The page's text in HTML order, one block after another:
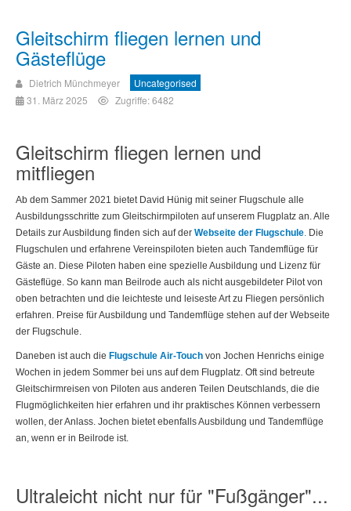
Gleitschirm fliegen lernen und
Gästeflüge
Dietrich Münchmeyer
Uncategorised
31. März 2025
Zugriffe: 6482
Gleitschirm fliegen lernen und
mitfliegen
Ab dem Sammer 2021 bietet David Hünig mit seiner Flugschule alle
Ausbildungsschritte zum Gleitschirmpiloten auf unserem Flugplatz an. Alle
Details zur Ausbildung finden sich auf der Webseite der Flugschule. Die
Flugschulen und erfahrene Vereinspiloten bieten auch Tandemflüge für
Gäste an. Diese Piloten haben eine spezielle Ausbildung und Lizenz für
Gästeflüge. So kann man Beilrode auch als nicht ausgebildeter Pilot von
oben betrachten und die leichteste und leiseste Art zu Fliegen persönlich
erfahren. Preise für Ausbildung und Tandemflüge stehen auf der Webseite
der Flugschule.
Daneben ist auch die Flugschule Air-Touch von Jochen Henrichs einige
Wochen in jedem Sommer bei uns auf dem Flugplatz. Oft sind betreute
Gleitschirmreisen von Piloten aus anderen Teilen Deutschlands, die die
Flugmöglichkeiten hier erfahren und ihr praktisches Können verbessern
wollen, der Anlass. Jochen bietet ebenfalls Ausbildung und Tandemflüge
an, wenn er in Beilrode ist.
Ultraleicht nicht nur für "Fußgänger"...